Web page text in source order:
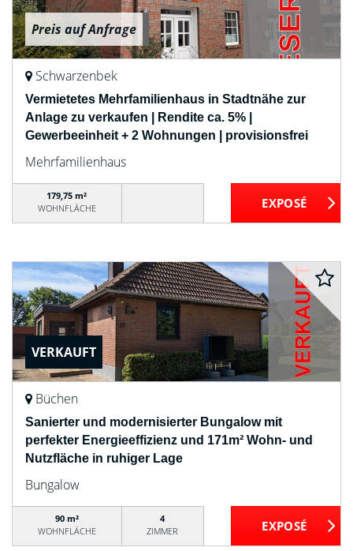
Preis auf Anfrage
Schwarzenbek
Vermietetes Mehrfamilienhaus in Stadtnähe zur
Anlage zu verkaufen | Rendite ca. 5% |
Gewerbeeinheit + 2 Wohnungen | provisionsfrei
Mehrfamilienhaus
179,75 m²
WOHNFLÄCHE
VERKAUFT
Büchen
Sanierter und modernisierter Bungalow mit
perfekter Energieeffizienz und 171m² Wohn- und
Nutzfläche in ruhiger Lage
Bungalow
90 m²
WOHNFLÄCHE
4
ZIMMER